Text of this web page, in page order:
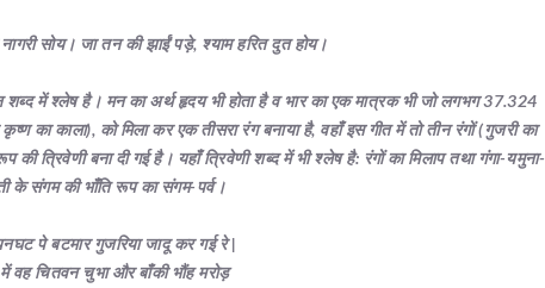
नागरी सोय। जा तन की झाईं पड़े, श्याम हरित दुत होय।
शब्द में श्लेष है। मन का अर्थ हृदय भी होता है व भार का एक मात्रक भी जो लगभग 37.324
कृष्ण का काला), को मिला कर एक तीसरा रंग बनाया है, वहाँ इस गीत में तो तीन रंगों (गुजरी का
की त्रिवेणी बना दी गई है। यहाँ त्रिवेणी शब्द में भी श्लेष है: रंगों का मिलाप तथा गंगा-यमुना-
के संगम की भाँति रूप का संगम-पर्व।
पे बटमार गुजरिया जादू कर गई रे|
वह चितवन चुभा और बाँकी भौंह मरोड़